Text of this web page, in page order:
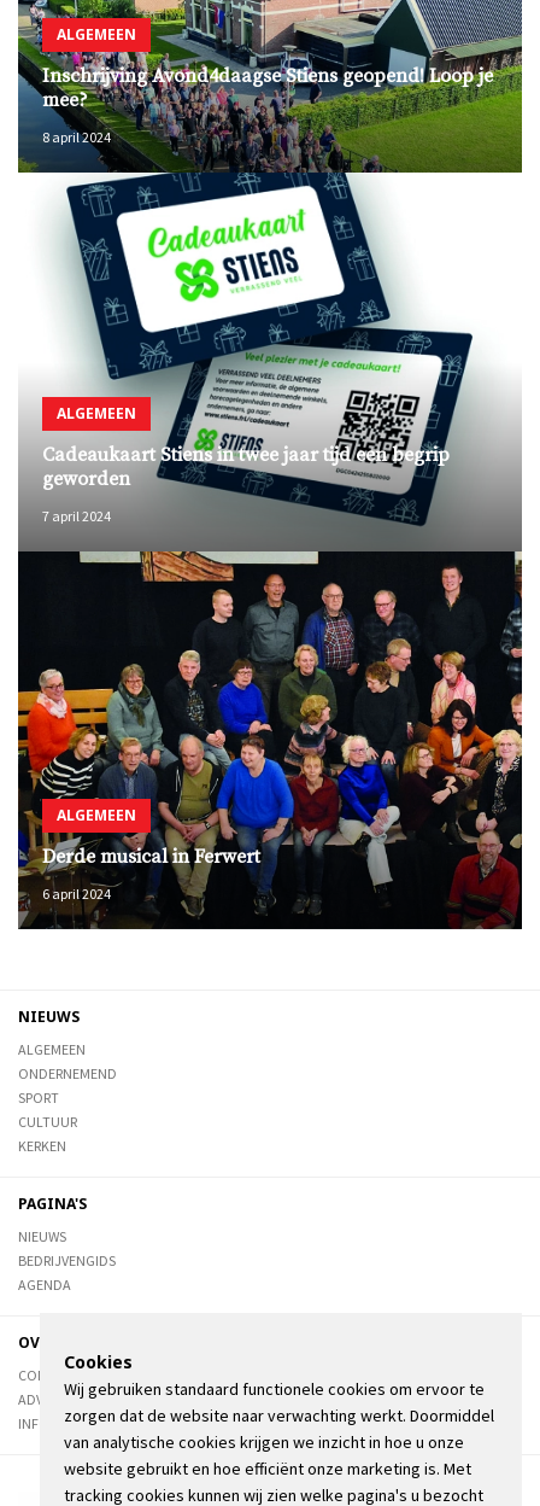
ALGEMEEN
Inschrijving Avond4daagse Stiens geopend! Loop je
mee?
8 april 2024
ALGEMEEN
Cadeaukaart Stiens in twee jaar tijd een begrip
geworden
7 april 2024
ALGEMEEN
Derde musical in Ferwert
6 april 2024
NIEUWS
ALGEMEEN
ONDERNEMEND
SPORT
CULTUUR
KERKEN
PAGINA'S
NIEUWS
BEDRIJVENGIDS
AGENDA
OVER DE STIENSER
CONTACT
ADVERTEREN
INFORMATIE
Cookies
Wij gebruiken standaard functionele cookies om ervoor te
zorgen dat de website naar verwachting werkt. Doormiddel
van analytische cookies krijgen we inzicht in hoe u onze
website gebruikt en hoe efficiënt onze marketing is. Met
tracking cookies kunnen wij zien welke pagina's u bezocht